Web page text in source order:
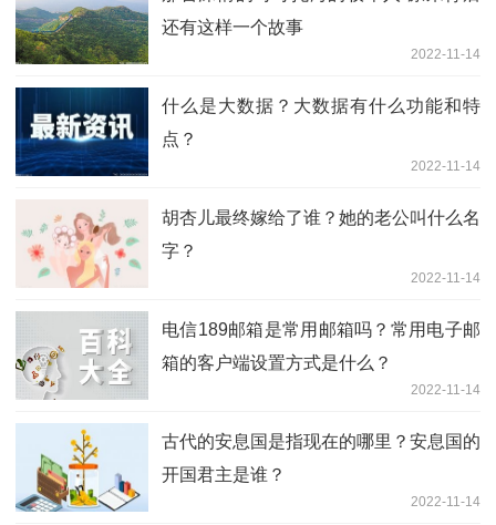
还有这样一个故事
2022-11-14
什么是大数据？大数据有什么功能和特
点？
2022-11-14
胡杏儿最终嫁给了谁？她的老公叫什么名
字？
2022-11-14
电信189邮箱是常用邮箱吗？常用电子邮
箱的客户端设置方式是什么？
2022-11-14
古代的安息国是指现在的哪里？安息国的
开国君主是谁？
2022-11-14